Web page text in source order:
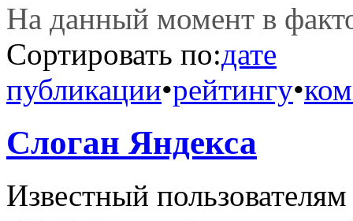
На данный момент в
Сортировать по:дате
публикации•рейтингу•
Слоган Яндекса
Известный